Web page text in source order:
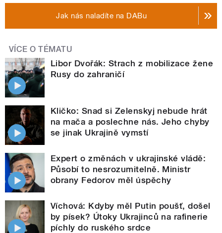
Jak nás naladíte na DABu
VÍCE O TÉMATU
Libor Dvořák: Strach z mobilizace žene
Rusy do zahraničí
Kličko: Snad si Zelenskyj nebude hrát
na mača a poslechne nás. Jeho chyby
se jinak Ukrajině vymstí
Expert o změnách v ukrajinské vládě:
Působí to nesrozumitelně. Ministr
obrany Fedorov měl úspěchy
Víchová: Kdyby měl Putin poušť, došel
by písek? Útoky Ukrajinců na rafinerie
píchly do ruského srdce